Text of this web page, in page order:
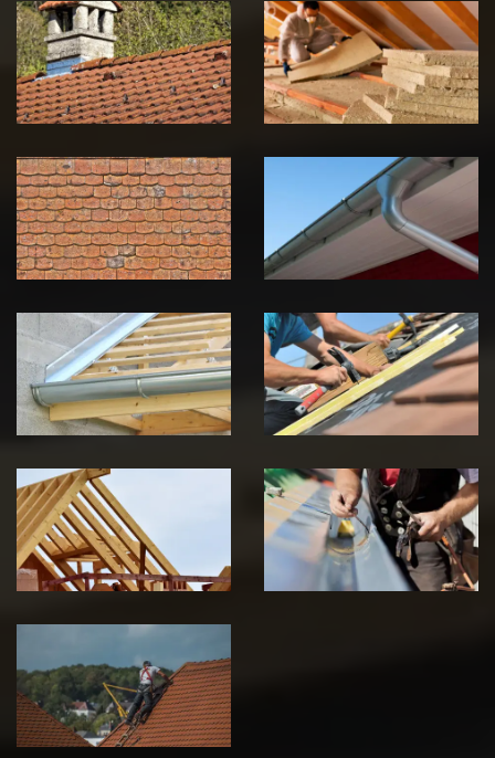
Couvreur
zingueur 39
Jura
Isolation de
toiture 39
Jura
démoussage de
toiture 39
Jura
pose de
gouttière 39
Jura
Pose de
Chéneau 39
Jura
Réparation de
toiture 39
Jura
Traitement de
charpente 39
Jura
Travaux de
zinguerie 39
Jura
Urgence fuite
de toiture 39
Jura